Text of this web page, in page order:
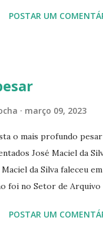
IRIS RUA
RUA 24 DE MAIO 825
POSTAR UM
março 09, 2023
o mais profundo
José Maciel da
da Silva faleceu
foi no Setor de Arquivo
em 28 de
POSTAR UM